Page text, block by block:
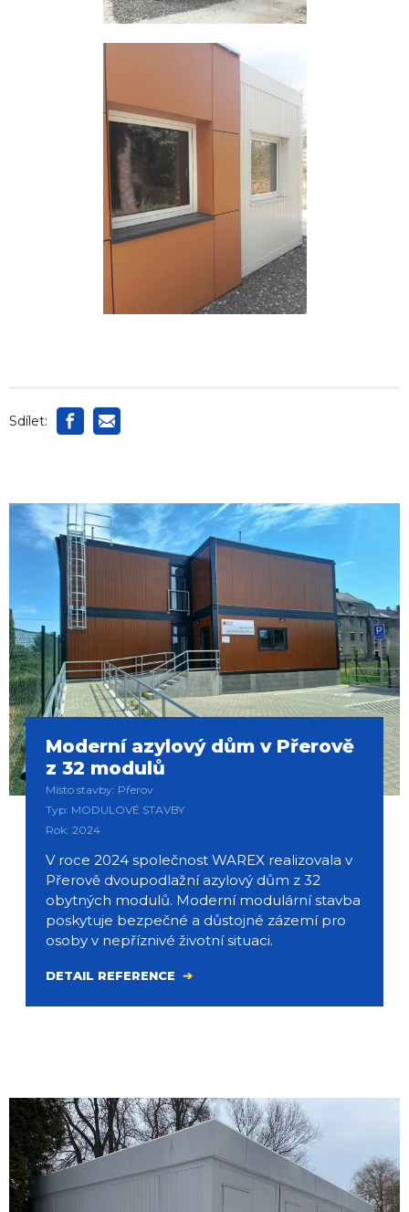
Sdílet:
Moderní azylový dům v Přerově
z 32 modulů
Místo stavby: Přerov
Typ: MODULOVÉ STAVBY
Rok: 2024
V roce 2024 společnost WAREX realizovala v
Přerově dvoupodlažní azylový dům z 32
obytných modulů. Moderní modulární stavba
poskytuje bezpečné a důstojné zázemí pro
osoby v nepříznivé životní situaci.
DETAIL REFERENCE